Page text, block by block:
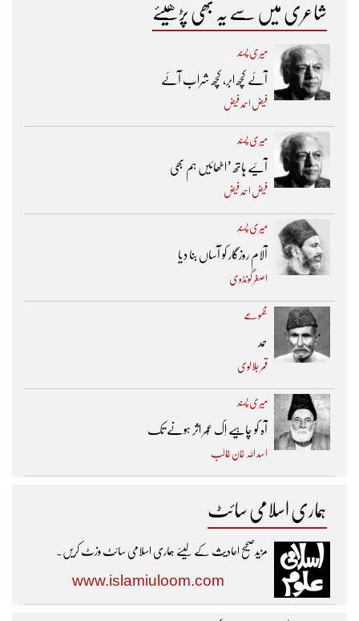
شاعری میں سے یہ بھی پڑھیئے
میری پسند
آئے کچھ ابر، کچھ شراب آئے
فیض احمد فیض
میری پسند
آئیے ہاتھ ’اٹھائیں ہم بھی
فیض احمد فیض
میری پسند
آلام روزگار کو آساں بنا دیا
اصغر گونڈوی
مجموعے
حمد
قمر جلالوی
میری پسند
آہ کو چاہیے اِک عُمر اثر ہونے تک ​
اسد اللہ خان غالب
ہماری اسلامی سائٹ
مزیدصحیح احادیث کے لیئے ہماری اسلامی سائٹ وزٹ کریں۔
www.islamiuloom.com